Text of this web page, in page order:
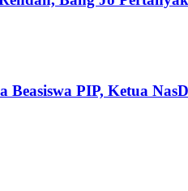
Beasiswa PIP, Ketua